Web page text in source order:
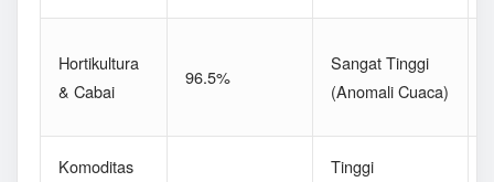
Hortikultura
& Cabai
96.5%
Sangat Tinggi
(Anomali Cuaca)
Komoditas
Tinggi